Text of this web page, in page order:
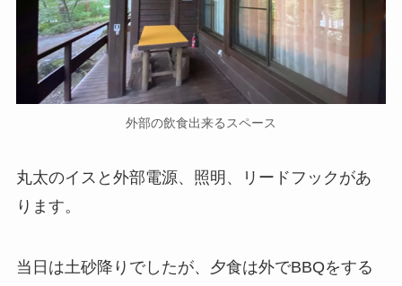
外部の飲食出来るスペース
丸太のイスと外部電源、照明、リードフックがあ
ります。
当日は土砂降りでしたが、夕食は外でBBQをする